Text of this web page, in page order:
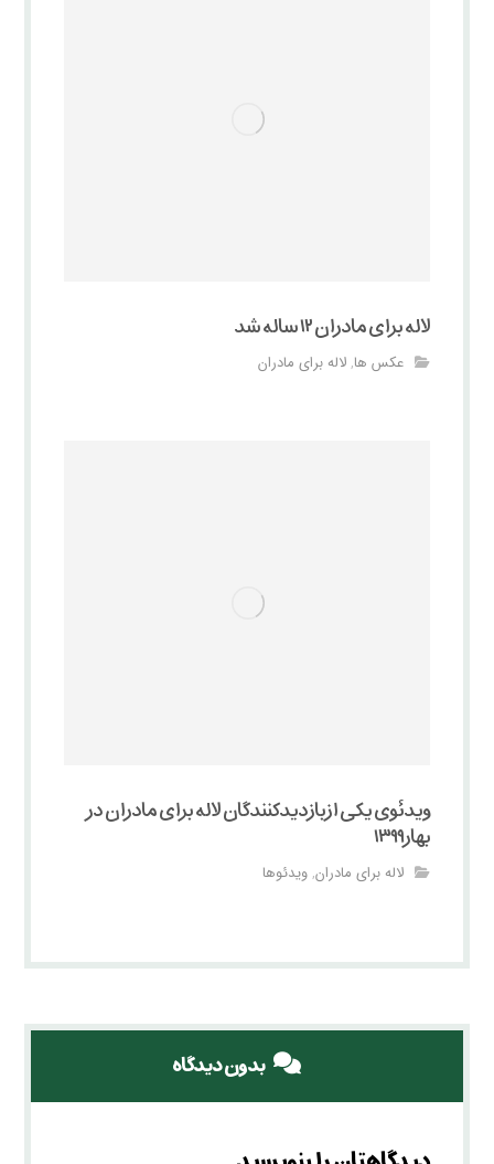
لاله برای مادران ۱۲ ساله شد
عکس ها,لاله برای مادران
ویدئوی یکی از بازدیدکنندگان لاله برای مادران در
بهار ۱۳۹۹
لاله برای مادران,ویدئوها
بدون دیدگاه